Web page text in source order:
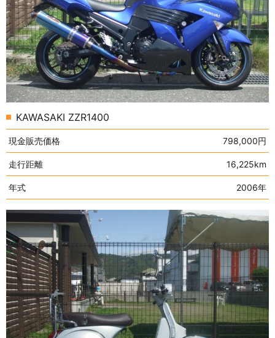
KAWASAKI ZZR1400
現金販売価格 798,000円
走行距離 16,225km
年式 2006年